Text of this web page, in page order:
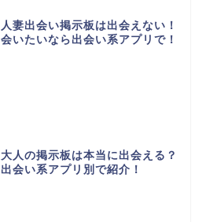
人妻出会い掲示板は出会えない！
会いたいなら出会い系アプリで！
大人の掲示板は本当に出会える？
出会い系アプリ別で紹介！